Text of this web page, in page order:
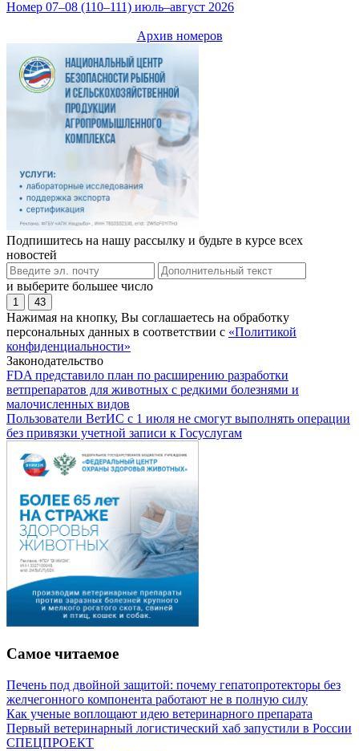
Номер 07–08 (110–111) июль–август 2026
Архив номеров
Подпишитесь на нашу рассылку и будьте в курсе всех
новостей
и выберите большее число
1 43
Нажимая на кнопку, Вы соглашаетесь на обработку
персональных данных в соответствии с «Политикой
конфиденциальности»
Законодательство
FDA представило план по расширению разработки
ветпрепаратов для животных с редкими болезнями и
малочисленных видов
Пользователи ВетИС с 1 июля не смогут выполнять операции
без привязки учетной записи к Госуслугам
Самое читаемое
Печень под двойной защитой: почему гепатопротекторы без
желчегонного компонента работают не в полную силу
Как ученые воплощают идею ветеринарного препарата
Первый ветеринарный логистический хаб запустили в России
СПЕЦПРОЕКТ